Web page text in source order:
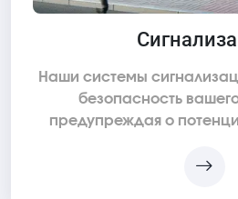
Наши системы
безопасность
предупреждая о